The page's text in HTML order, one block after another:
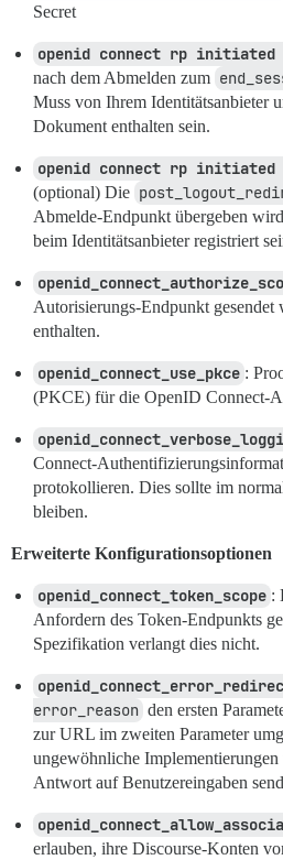
Secret
openid connect rp initiated
nach dem Abmelden zum
Muss von Ihrem Identitätsanbieter
Dokument enthalten sein.
openid connect rp
(optional) Die
Abmelde-Endpunkt übergeben
beim Identitätsanbieter registriert
Autorisierungs-Endpunkt gesendet
enthalten.
openid_connect_use_pkce :
(PKCE) für die OpenID Connect-
Connect-
protokollieren. Dies sollte im
bleiben.
Erweiterte Konfigurationsoptionen
openid_connect_token_scope :
Anfordern des Token-Endpunkts
Spezifikation verlangt dies nicht.
error_reason den ersten
zur URL im zweiten Parameter
ungewöhnliche
Antwort auf Benutzereingaben
erlauben, ihre Discourse-Konten